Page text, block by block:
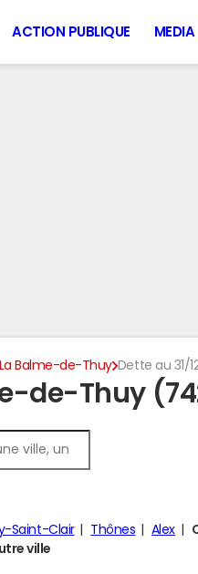
ACTION PUBLIQUE MEDIA
Balme-de-Thuy Dette au 31/
de-Thuy
Saint-Clair Thônes Alex
ville